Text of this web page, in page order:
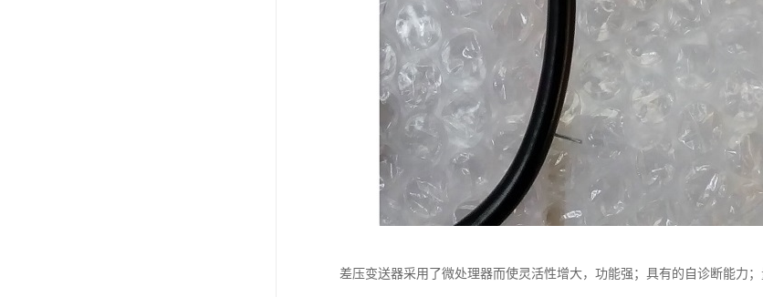
差压变送器采用了微处理器而使灵活性增大，功能强；具有的自诊断能力